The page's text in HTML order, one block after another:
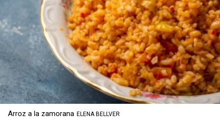
Arroz a la zamorana ELENA BELLVER